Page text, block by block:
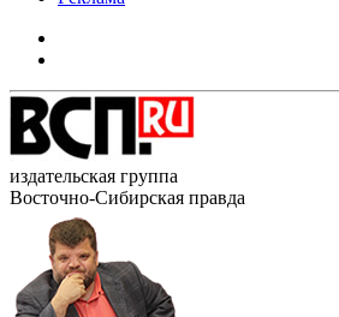
издательская группа
Восточно-Сибирская правда